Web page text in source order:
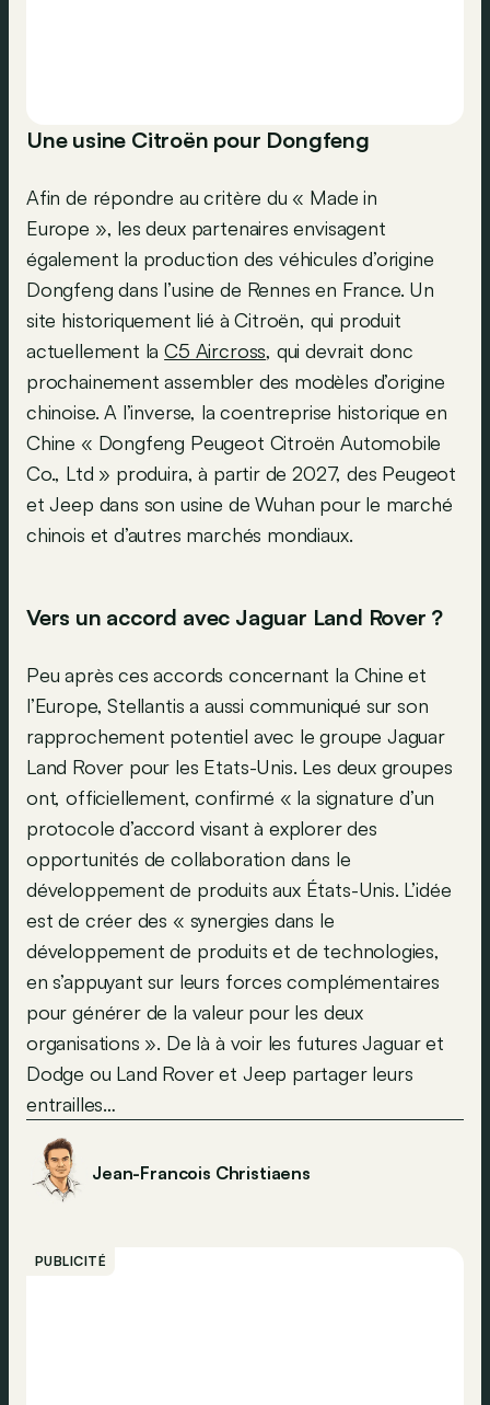
Une usine Citroën pour Dongfeng
Afin de répondre au critère du « Made in
Europe », les deux partenaires envisagent
également la production des véhicules d’origine
Dongfeng dans l’usine de Rennes en France. Un
site historiquement lié à Citroën, qui produit
actuellement laC5 Aircross, qui devrait donc
prochainement assembler des modèles d’origine
chinoise. A l’inverse, la coentreprise historique en
Chine « Dongfeng Peugeot Citroën Automobile
Co., Ltd » produira, à partir de 2027, des Peugeot
et Jeep dans son usine de Wuhan pour le marché
chinois et d’autres marchés mondiaux.
Vers un accord avec Jaguar Land Rover ?
Peu après ces accords concernant la Chine et
l’Europe, Stellantis a aussi communiqué sur son
rapprochement potentiel avec le groupe Jaguar
Land Rover pour les Etats-Unis. Les deux groupes
ont, officiellement, confirmé « la signature d’un
protocole d’accord visant à explorer des
opportunités de collaboration dans le
développement de produits aux États-Unis. L’idée
est de créer des « synergies dans le
développement de produits et de technologies,
en s’appuyant sur leurs forces complémentaires
pour générer de la valeur pour les deux
organisations ». De là à voir les futures Jaguar et
Dodge ou Land Rover et Jeep partager leurs
entrailles…
Jean-Francois Christiaens
PUBLICITÉ